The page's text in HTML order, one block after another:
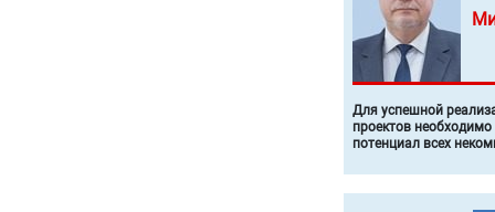
Для успешной
проектов
потенциал всех